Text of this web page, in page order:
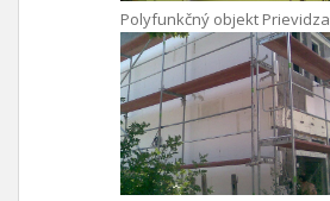
Polyfunkčný objekt Prievidza